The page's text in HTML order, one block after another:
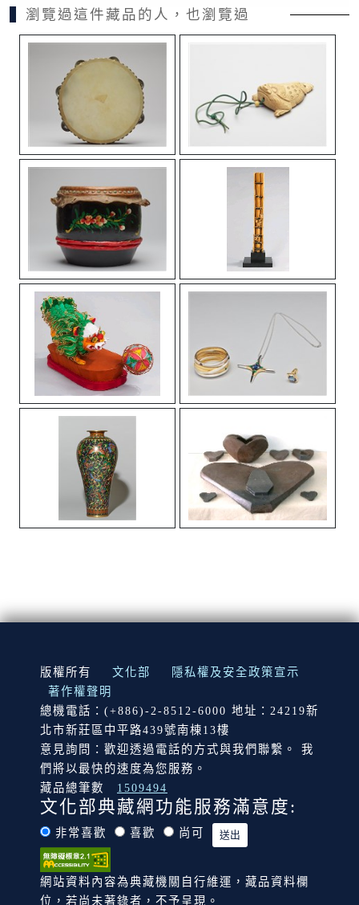
瀏覽過這件藏品的人，也瀏覽過
:::
版權所有 文化部
隱私權及安全政策宣示
著作權聲明
總機電話：(+886)-2-8512-6000 地址：24219新
北市新莊區中平路439號南棟13樓
意見詢問：歡迎透過電話的方式與我們聯繫。 我
們將以最快的速度為您服務。
藏品總筆數
1509494
文化部典藏網功能服務滿意度:
非常喜歡 喜歡 尚可
網站資料內容為典藏機關自行維運，藏品資料欄
位，若尚未著錄者，不予呈現。